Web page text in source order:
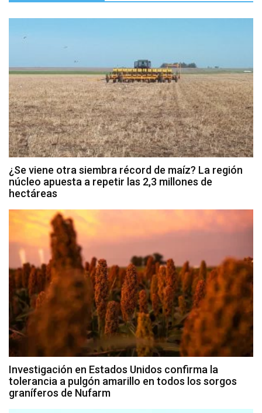
¿Se viene otra siembra récord de maíz? La región
núcleo apuesta a repetir las 2,3 millones de
hectáreas
Investigación en Estados Unidos confirma la
tolerancia a pulgón amarillo en todos los sorgos
graníferos de Nufarm